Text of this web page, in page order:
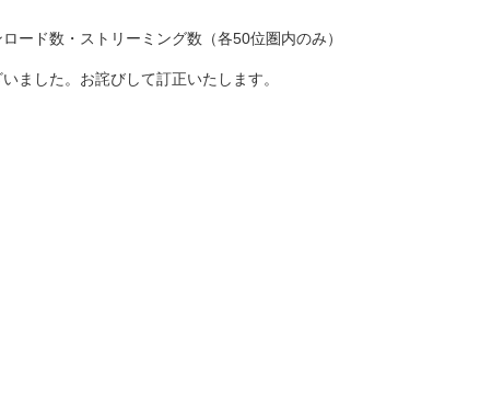
ード数・ストリーミング数（各50位圏内のみ）
ました。お詫びして訂正いたします。